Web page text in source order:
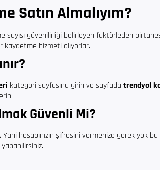
Satın Almalıyım?
sayısı güvenilirliği belirleyen faktörleden
kaydetme hizmeti alıyorlar.
kategori sayfasına girin ve sayfada trendyol
Güvenli Mi?
hesabınızın şifresini vermenize gerek yok